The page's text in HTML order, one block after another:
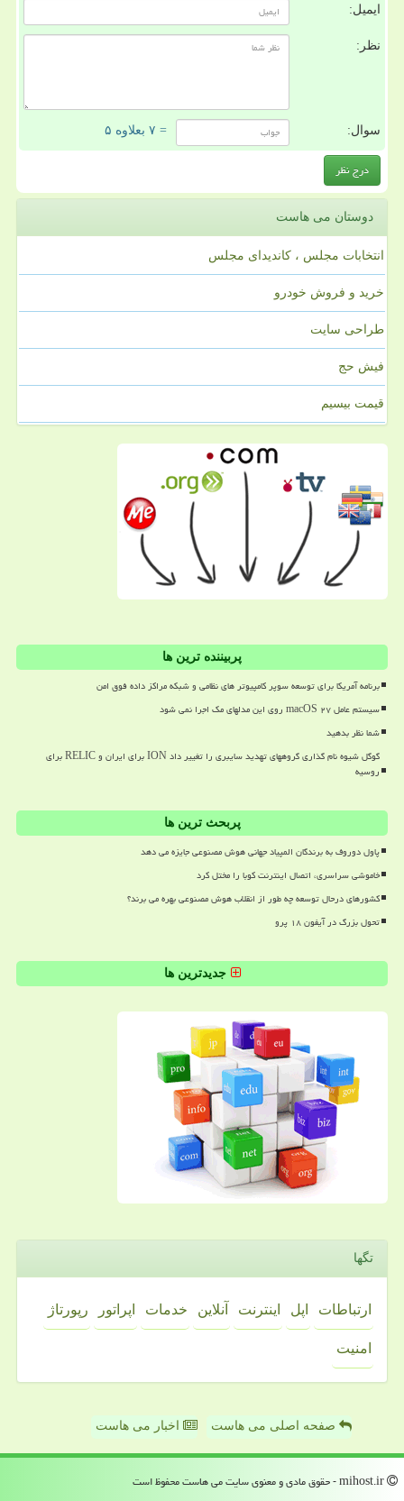
ایمیل:
نظر:
سوال: = ۷ بعلاوه ۵
دوستان می هاست
انتخابات مجلس ، کاندیدای مجلس
خرید و فروش خودرو
طراحی سایت
فیش حج
قیمت بیسیم
پربیننده ترین ها
برنامه آمریکا برای توسعه سوپر کامپیوتر های نظامی و شبکه مراکز داده فوق امن
سیستم عامل macOS ۲۷ روی این مدلهای مک اجرا نمی شود
شما نظر بدهید
گوگل شیوه نام گذاری گروههای تهدید سایبری را تغییر داد ION برای ایران و RELIC برای
روسیه
پربحث ترین ها
پاول دوروف به برندگان المپیاد جهانی هوش مصنوعی جایزه می دهد
خاموشی سراسری، اتصال اینترنت کوبا را مختل کرد
کشورهای درحال توسعه چه طور از انقلاب هوش مصنوعی بهره می برند؟
تحول بزرگ در آیفون ۱۸ پرو
جدیدترین ها
تگها
ارتباطات اپل اینترنت آنلاین خدمات اپراتور رپورتاژ
امنیت
صفحه اصلی می هاست اخبار می هاست